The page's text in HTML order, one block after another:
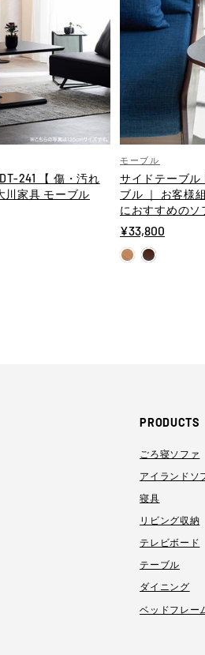
241 【 傷・汚れ
川家具 モーブル
モーブル
サイドテーブル
ブル ｜ お客様
におすすめの
¥33,800
PRODUCTS
ごろ寝ソファ
アイランドソ
寝具
リビング収納
テレビボード
テーブル
ダイニング
ベッドフレー